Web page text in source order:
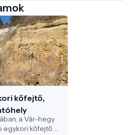
kőfejtő,
a Vár-hegy
kőfejtő a